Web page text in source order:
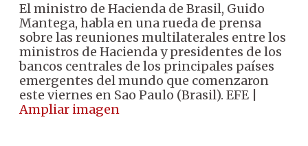
El ministro de Hacienda de Brasil, Guido
Mantega, habla en una rueda de prensa
sobre las reuniones multilaterales entre los
ministros de Hacienda y presidentes de los
bancos centrales de los principales países
emergentes del mundo que comenzaron
este viernes en Sao Paulo (Brasil). EFE |
Ampliar imagen